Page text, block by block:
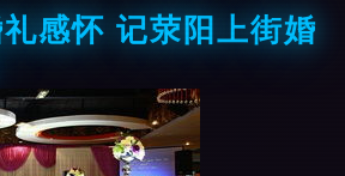
感怀 记荥阳上街婚